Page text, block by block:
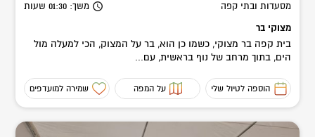
מסעדות ובתי קפה משך: 01:30 שעות
מצוקי בר
בית קפה בר מצוקי, כשמו כן הוא, בר על המצוק, הכי למעלה מול
הים, בתוך מרחב של נוף בראשית, עם...
הוספה לטיול שלי על המפה שמירה למועדפים